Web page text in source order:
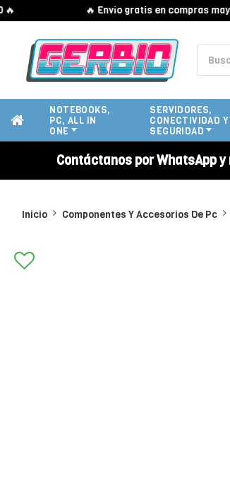
🔥 Envío gratis en compras mayores
NOTEBOOKS,
PC, ALL IN
ONE
SERVIDORES,
CONECTIVIDAD Y
SEGURIDAD
Contáctanos por WhatsApp
Inicio Componentes Y Accesorios De Pc